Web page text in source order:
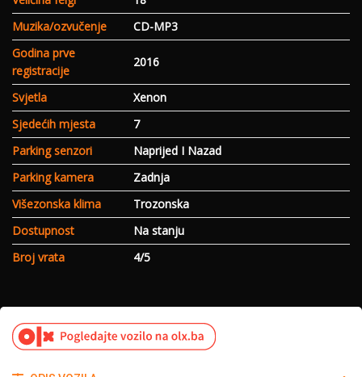
Muzika/ozvučenje
CD-MP3
Godina prve
registracije
2016
Svjetla
Xenon
Sjedećih mjesta
7
Parking senzori
Naprijed I Nazad
Parking kamera
Zadnja
Višezonska klima
Trozonska
Dostupnost
Na stanju
Broj vrata
4/5